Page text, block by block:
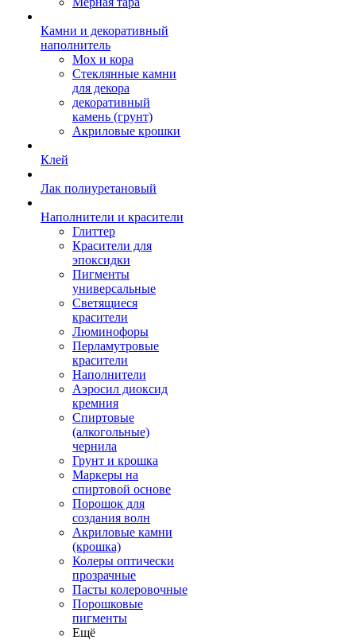
Камни и декоративный
наполнитель
Мох и кора
Стеклянные камни
для декора
декоративный
камень (грунт)
Акриловые крошки
Клей
Лак полиуретановый
Наполнители и красители
Глиттер
Красители для
эпоксидки
Пигменты
универсальные
Светящиеся
красители
Люминофоры
Перламутровые
красители
Наполнители
Аэросил диоксид
кремния
Спиртовые
(алкогольные)
чернила
Грунт и крошка
Маркеры на
спиртовой основе
Порошок для
создания волн
Акриловые камни
(крошка)
Колеры оптически
прозрачные
Пасты колеровочные
Порошковые
пигменты
Ещё